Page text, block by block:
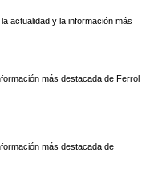
actualidad y la información más
más destacada de Ferrol
más destacada de